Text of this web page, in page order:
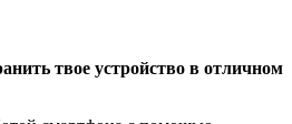
твое устройство в отличном